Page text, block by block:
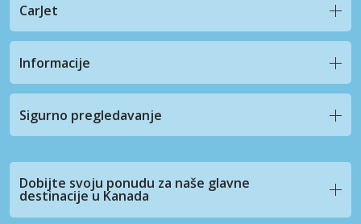
CarJet
Informacije
Sigurno pregledavanje
Dobijte svoju ponudu za naše glavne
destinacije u Kanada